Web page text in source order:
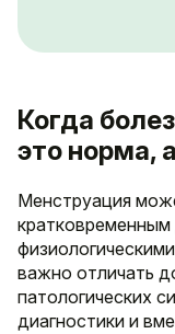
Когда
это норма,
Менструация
важно отличать
патологических
диагностики и